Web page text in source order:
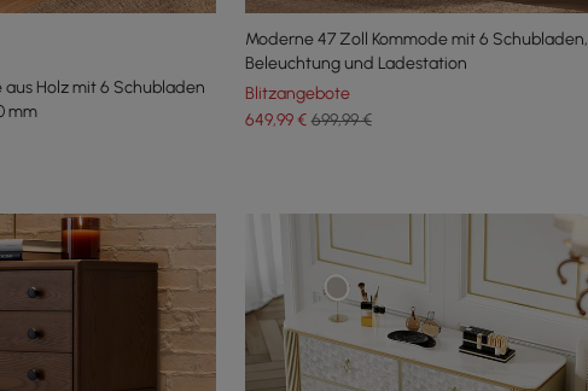
aus Holz mit 6 Schubladen
mm
Moderne 47 Zoll Kommode mit 6 Schubladen,
Beleuchtung und Ladestation
Blitzangebote
649,99€ 699,99 €